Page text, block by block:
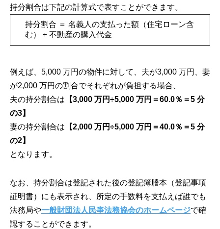
持分割合は下記の計算式で表すことができます。
持分割合 ＝ 名義人の支払った額（住宅ローン含
む） ÷ 不動産の購入代金
例えば、5,000 万円の物件に対して、夫が3,000 万円、妻
が2,000 万円の割合でそれぞれが負担する場合、
夫の持分割合は 【3,000 万円÷5,000 万円＝60.0％＝5 分
の3】
妻の持分割合は 【2,000 万円÷5,000 万円＝40.0％＝5 分
の2】
となります。
なお、持分割合は登記された後の登記簿謄本（登記事項
証明書）にも表示され、所定の手数料を支払えば誰でも
法務局や一般財団法人民亊法務協会のホームページで確
認することができます。